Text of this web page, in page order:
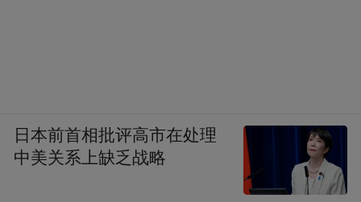
日本前首相批评高市在处理
中美关系上缺乏战略